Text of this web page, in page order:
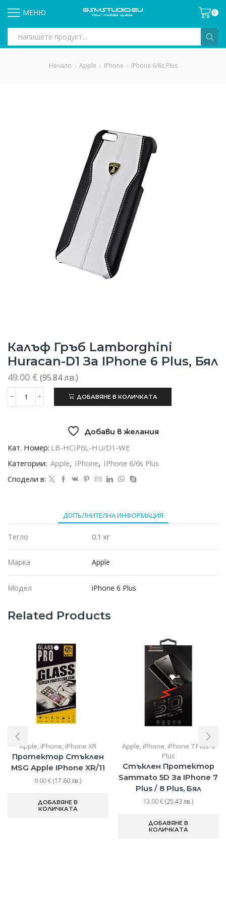
МЕНЮ 0
input
Начало Apple IPhone IPhone 6/6s Plus
Калъф Гръб Lamborghini
Huracan-D1 За IPhone 6 Plus, Бял
49.00 €(95.84 лв.)
количество
Huracan-
за
6
ДОБАВЯНЕ В КОЛИЧКАТА
Добави в желания
Кат. Номер: LB-HCIP6L-HU/D1-WE
Категории: Apple, IPhone, IPhone 6/6s Plus
Сподели в:
ДОПЪЛНИТЕЛНА ИНФОРМАЦИЯ
Тегло 0.1 кг
Марка Apple
Модел iPhone 6 Plus
Related Products
Apple, iPhone, iPhone XR
Протектор Стъклен
MSG Apple IPhone XR/11
9.00€(17.60 лв.)
ДОБАВЯНЕ В
КОЛИЧКАТА
Apple, iPhone, iPhone 7 Plus/8
Plus
Стъклен Протектор
Sammato 5D За IPhone 7
Plus / 8 Plus, Бял
13.00€(25.43 лв.)
ДОБАВЯНЕ В
КОЛИЧКАТА